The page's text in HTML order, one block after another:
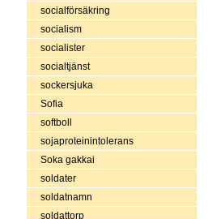
socialförsäkring
socialism
socialister
socialtjänst
sockersjuka
Sofia
softboll
sojaproteinintolerans
Soka gakkai
soldater
soldatnamn
soldattorp